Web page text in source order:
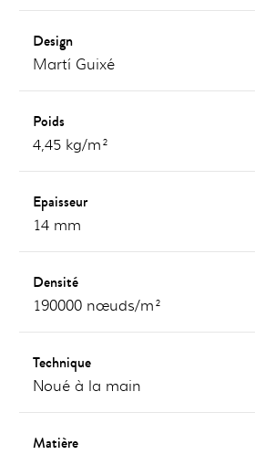
Design
Martí Guixé
Poids
4,45 kg/m²
Epaisseur
14 mm
Densité
190000 nœuds/m²
Technique
Noué à la main
Matière